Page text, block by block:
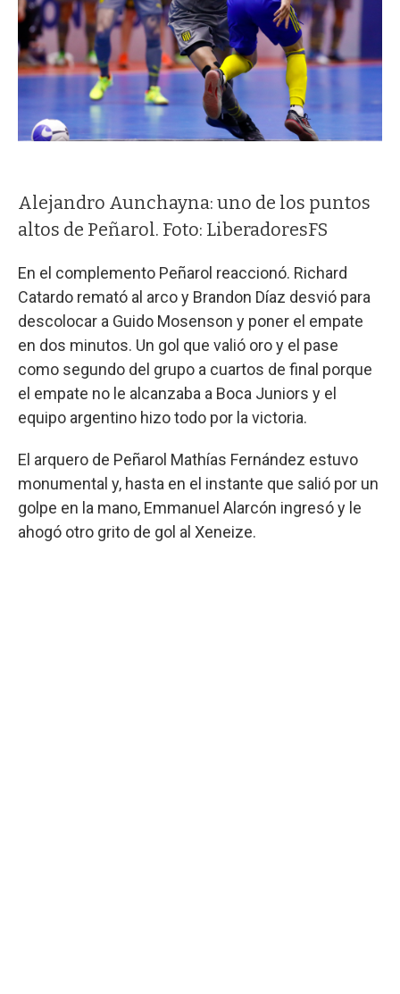
Alejandro Aunchayna: uno de los puntos
altos de Peñarol. Foto: LiberadoresFS
En el complemento Peñarol reaccionó. Richard
Catardo remató al arco y Brandon Díaz desvió para
descolocar a Guido Mosenson y poner el empate
en dos minutos. Un gol que valió oro y el pase
como segundo del grupo a cuartos de final porque
el empate no le alcanzaba a Boca Juniors y el
equipo argentino hizo todo por la victoria.
El arquero de Peñarol Mathías Fernández estuvo
monumental y, hasta en el instante que salió por un
golpe en la mano, Emmanuel Alarcón ingresó y le
ahogó otro grito de gol al Xeneize.